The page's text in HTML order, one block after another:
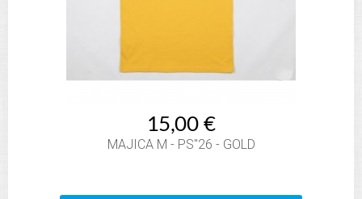
15,00 €
MAJICA M - PS"26 - GOLD